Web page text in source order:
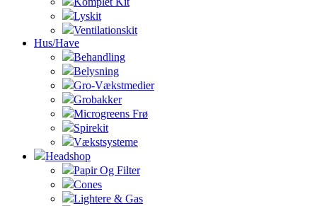
Lyskit
Ventilationskit
Hus/Have
Behandling
Belysning
Gro-Vækstmedier
Grobakker
Microgreens Frø
Spirekit
Vækstsysteme
Headshop
Papir Og Filter
Cones
Lightere & Gas